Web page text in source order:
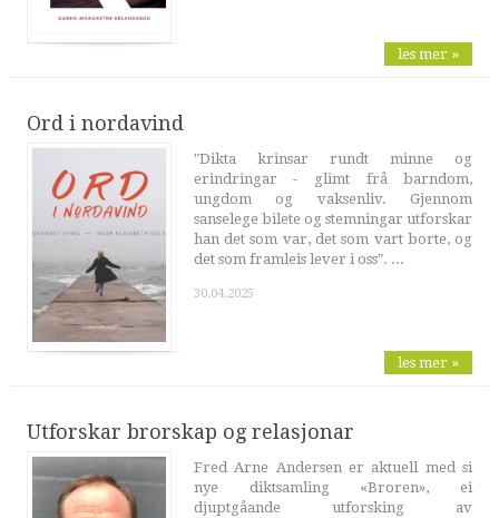
les mer »
Ord i nordavind
"Dikta krinsar rundt minne og
erindringar - glimt frå barndom,
ungdom og vaksenliv. Gjennom
sanselege bilete og stemningar utforskar
han det som var, det som vart borte, og
det som framleis lever i oss". ...
30.04.2025
les mer »
Utforskar brorskap og relasjonar
Fred Arne Andersen er aktuell med si
nye diktsamling «Broren», ei
djuptgåande utforsking av